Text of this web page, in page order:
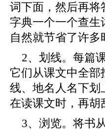
词下面，然后再将
字典一个一个查生
自然就节省了许多
2、划线。每篇
它们从课文中全部
线、地名人名下划
在读课文时，再胡
3、浏览。将书